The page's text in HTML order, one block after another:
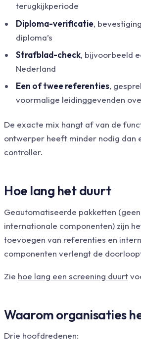
terugkijkperiode
Diploma-verificatie,
diploma’s
Strafblad-check, bijvoorbeeld
Nederland
Een of twee referenties,
voormalige leidinggevenden
De exacte mix hangt af van de
ontwerper heeft minder nodig dan
controller.
Hoe lang het duurt
Geautomatiseerde pakketten
internationale componenten) zijn
toevoegen van referenties en
componenten verlengt de
Zie hoe lang een screening duurt
Waarom organisaties
Drie hoofdredenen: